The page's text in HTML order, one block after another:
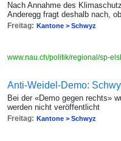
Nach Annahme des
Anderegg fragt deshalb nach,
Freitag: Kantone > Schwyz
www.nau.ch/politik/regional/sp-
Anti-Weidel-Demo:
Bei der «Demo gegen rechts»
werden nicht veröffentlicht
Freitag: Kantone > Schwyz